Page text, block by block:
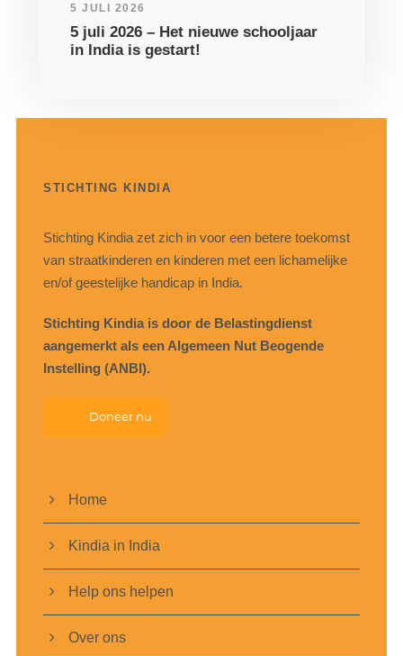
5 JULI 2026
5 juli 2026 – Het nieuwe schooljaar
in India is gestart!
STICHTING KINDIA
Stichting Kindia zet zich in voor een betere toekomst
van straatkinderen en kinderen met een lichamelijke
en/of geestelijke handicap in India.
Stichting Kindia is door de Belastingdienst
aangemerkt als een Algemeen Nut Beogende
Instelling (ANBI).
Doneer nu
Home
Kindia in India
Help ons helpen
Over ons